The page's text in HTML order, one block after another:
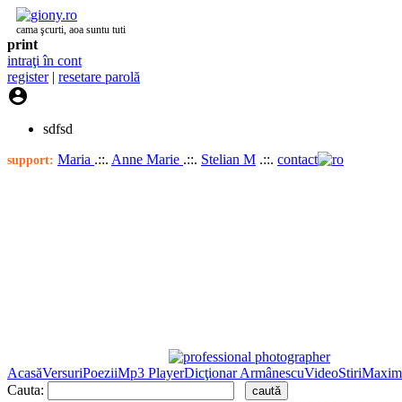
cama şcurti, aoa suntu tuti
print
intraţi în cont
register| resetare parolă

sdfsd
support: Maria .::. Anne Marie .::. Stelian M .::. contact
AcasăVersuriPoeziiMp3 PlayerDicţionar ArmânescuVideoStiri
Cauta: